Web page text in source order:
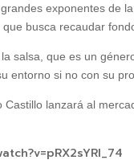
exponentes de
busca recaudar
salsa, que es un
entorno si no con su
Castillo lanzará al